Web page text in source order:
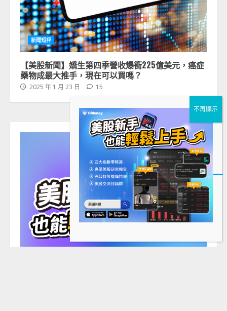
新聞短評
【美股新聞】嬌生第四季營收爆衝225億美元，癌症
藥物成最大推手，現在可以買嗎？
2025 年 1 月 23 日 15